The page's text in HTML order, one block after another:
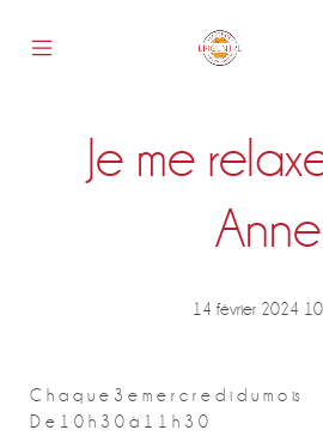
Je me
Anne
14 février 2024
C h a q u e 3 e m e r c r e d i d u m o is
D e 1 0 h 3 0 à 1 1 h 3 0